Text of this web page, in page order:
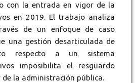
con la entrada en vigor de la
en 2019. El trabajo analiza
de un enfoque de caso
una gestión desarticulada de
respecto a un sistema
imposibilita el resguardo
la administración pública.